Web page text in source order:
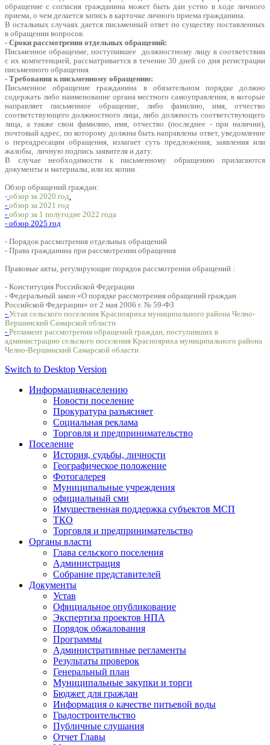
обращение с согласия гражданина может быть дан устно в ходе личного
приема, о чем делается запись в карточке личного приема гражданина.
В остальных случаях дается письменный ответ по существу поставленных
в обращении вопросов.
- Сроки рассмотрения отдельных обращений:
Письменное обращение, поступившее должностному лицу в соответствии
с их компетенцией, рассматривается в течение 30 дней со дня регистрации
письменного обращения.
- Требования к письменному обращению:
Письменное обращение гражданина в обязательном порядке должно
содержать либо наименование органа местного самоуправления, в которые
направляет письменное обращение, либо фамилию, имя, отчество
соответствующего должностного лица, либо должность соответствующего
лица, а также свои фамилию, имя, отчество (последнее - при наличии),
почтовый адрес, по которому должны быть направлены ответ, уведомление
о переадресации обращения, излагает суть предложения, заявления или
жалобы, личную подпись заявителя и дату.
В случае необходимости к письменному обращению прилагаются
документы и материалы, или их копии.
Обзор обращений граждан:
- обзор за 2020 год.
- обзор за 2021 год
- обзор за 1 полугодие 2022 года
- обзор 2025 год
- Порядок рассмотрения отдельных обращений
- Права гражданина при рассмотрении обращения
Правовые акты, регулирующие порядок рассмотрения обращений :
- Конституция Российской Федерации
- Федеральный закон «О порядке рассмотрения обращений граждан
Российской Федерации» от 2 мая 2006 г. № 59-ФЗ
- Устав сельского поселения Краснояриха муниципального района Челно-
Вершинский Самарской области
- Регламент рассмотрения обращений граждан, поступивших в
администрацию сельского поселения Краснояриха муниципального района
Челно-Вершинский Самарской области
Switch to Desktop Version
Информациянаселению
Новости поселение
Прокуратура разъясняет
Социальная реклама
Торговля и предпринимательство
Поселение
История, судьбы, личности
Географическое положение
Фотогалерея
Муниципальные учреждения
официальный сми
Имущественная поддержка субъектов МСП
ТКО
Торговля и предпринимательство
Органы власти
Глава сельского поселения
Администрация
Собрание представителей
Документы
Устав
Официальное опубликование
Экспертиза проектов НПА
Порядок обжалования
Программы
Административные регламенты
Результаты проверок
Генеральный план
Муниципальные закупки и торги
Бюджет для граждан
Информация о качестве питьевой воды
Градостроительство
Публичные слушания
Отчет Главы